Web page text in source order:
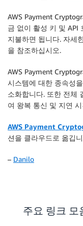
AWS Payment
금 없이 활성 키 및 API
지불하면 됩니다. 자세
을 참조하십시오.
AWS Payment
시스템에 대한 종속성
소화합니다. 또한 전체
여 왕복 통신 및 지연
AWS Payment
션을 클라우드로 옮깁
– Danilo
주요 링크 모